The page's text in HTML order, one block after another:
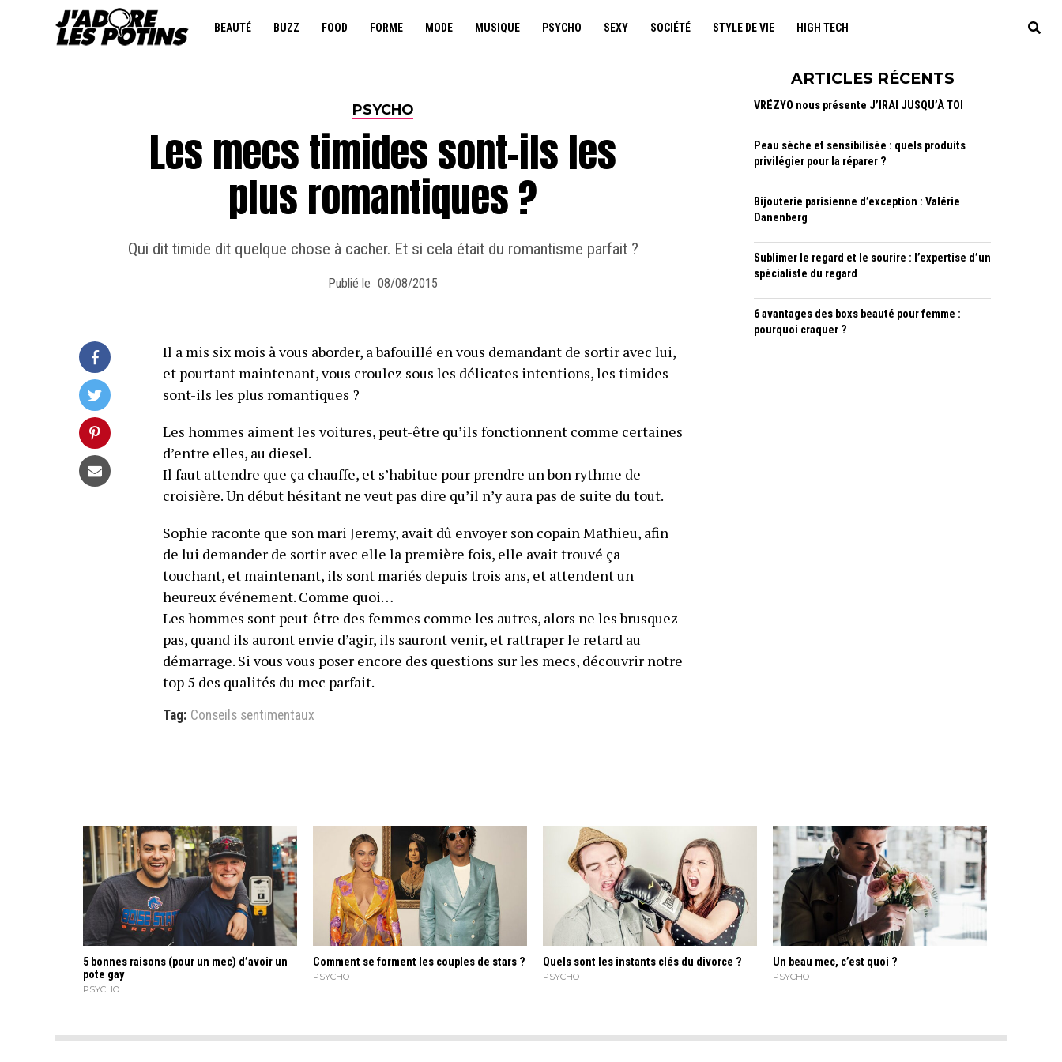
BEAUTÉ BUZZ FOOD FORME MODE MUSIQUE PSYCHO SEXY SOCIÉTÉ STYLE DE VIE HIGH TECH
PSYCHO
Les mecs timides sont-ils les
plus romantiques ?
Qui dit timide dit quelque chose à cacher. Et si cela était du romantisme parfait ?
Publié le 08/08/2015
Il a mis six mois à vous aborder, a bafouillé en vous demandant de sortir avec lui,
et pourtant maintenant, vous croulez sous les délicates intentions, les timides
sont-ils les plus romantiques ?
Les hommes aiment les voitures, peut-être qu’ils fonctionnent comme certaines
d’entre elles, au diesel.
Il faut attendre que ça chauffe, et s’habitue pour prendre un bon rythme de
croisière. Un début hésitant ne veut pas dire qu’il n’y aura pas de suite du tout.
Sophie raconte que son mari Jeremy, avait dû envoyer son copain Mathieu, afin
de lui demander de sortir avec elle la première fois, elle avait trouvé ça
touchant, et maintenant, ils sont mariés depuis trois ans, et attendent un
heureux événement. Comme quoi…
Les hommes sont peut-être des femmes comme les autres, alors ne les brusquez
pas, quand ils auront envie d’agir, ils sauront venir, et rattraper le retard au
démarrage. Si vous vous poser encore des questions sur les mecs, découvrir notre
top 5 des qualités du mec parfait.
Tag: Conseils sentimentaux
ARTICLES RÉCENTS
VRÉZYO nous présente J’IRAI JUSQU’À TOI
Peau sèche et sensibilisée : quels produits
privilégier pour la réparer ?
Bijouterie parisienne d’exception : Valérie
Danenberg
Sublimer le regard et le sourire : l’expertise d’un
spécialiste du regard
6 avantages des boxs beauté pour femme :
pourquoi craquer ?
5 bonnes raisons (pour un mec) d’avoir un
pote gay
PSYCHO
Comment se forment les couples de stars ?
PSYCHO
Quels sont les instants clés du divorce ?
PSYCHO
Un beau mec, c’est quoi ?
PSYCHO